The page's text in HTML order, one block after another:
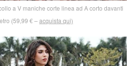
a V maniche corte linea ad A corto davanti
(59,99 € –acquista qui)